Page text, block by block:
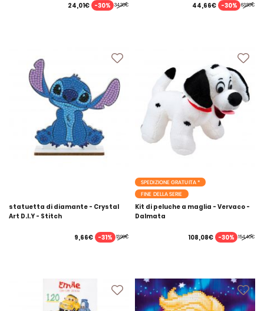
34,30€
24,01€ -30% 63,80€
44,66€ -30%
statuetta di diamante - Crystal
Art D.I.Y - Stitch
13,99€
9,66€ -31%
SPEDIZIONE GRATUITA *
FINE DELLA SERIE
Kit di peluche a maglia - Vervaco -
Dalmata
154,40€
108,08€ -30%